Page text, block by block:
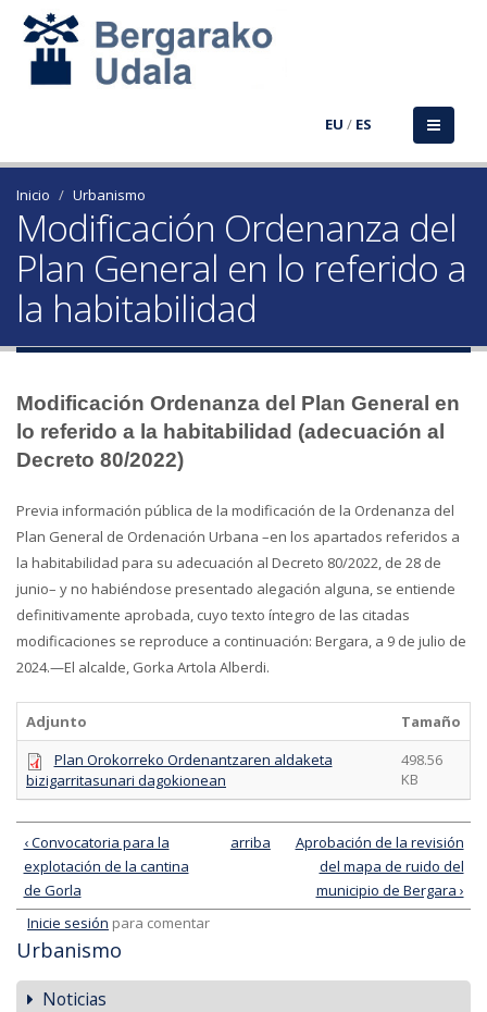
EU / ES
Inicio Urbanismo
Modificación Ordenanza del
Plan General en lo referido a
la habitabilidad
Modificación Ordenanza del Plan General en
lo referido a la habitabilidad (adecuación al
Decreto 80/2022)
Previa información pública de la modificación de la Ordenanza del
Plan General de Ordenación Urbana –en los apartados referidos a
la habitabilidad para su adecuación al Decreto 80/2022, de 28 de
junio– y no habiéndose presentado alegación alguna, se entiende
definitivamente aprobada, cuyo texto íntegro de las citadas
modificaciones se reproduce a continuación: Bergara, a 9 de julio de
2024.—El alcalde, Gorka Artola Alberdi.
Adjunto
Tamaño
Plan Orokorreko Ordenantzaren aldaketa
bizigarritasunari dagokionean
498.56
KB
‹ Convocatoria para la
explotación de la cantina
de Gorla
arriba
Aprobación de la revisión
del mapa de ruido del
municipio de Bergara ›
Inicie sesión para comentar
Urbanismo
Noticias